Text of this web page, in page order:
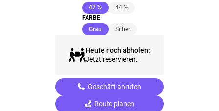
47 ½(ausgewählt)
44 ½
FARBE
Grau(ausgewählt)
Silber
Heute noch abholen:
Jetzt reservieren.
Geschäft anrufen
Route planen